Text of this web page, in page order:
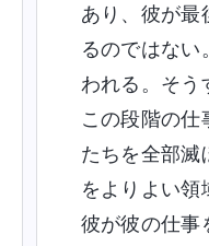
あり、彼が最
るのではな
われる。そう
この段階の
たちを全部滅
をよりよい領
彼が彼の仕事